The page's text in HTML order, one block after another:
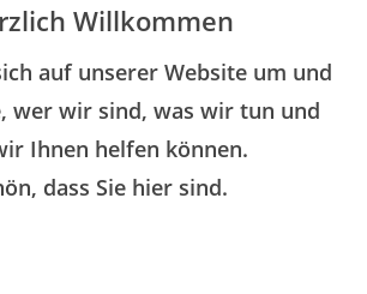
Willkommen
auf unserer Website um und
wer wir sind, was wir tun und
Ihnen helfen können.
dass Sie hier sind.